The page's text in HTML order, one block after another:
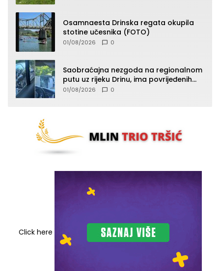
Osamnaesta Drinska regata okupila
stotine učesnika (FOTO)
01/08/2026 0
Saobraćajna nezgoda na regionalnom
putu uz rijeku Drinu, ima povrijeđenih
lica (FOTO)
01/08/2026 0
Click here